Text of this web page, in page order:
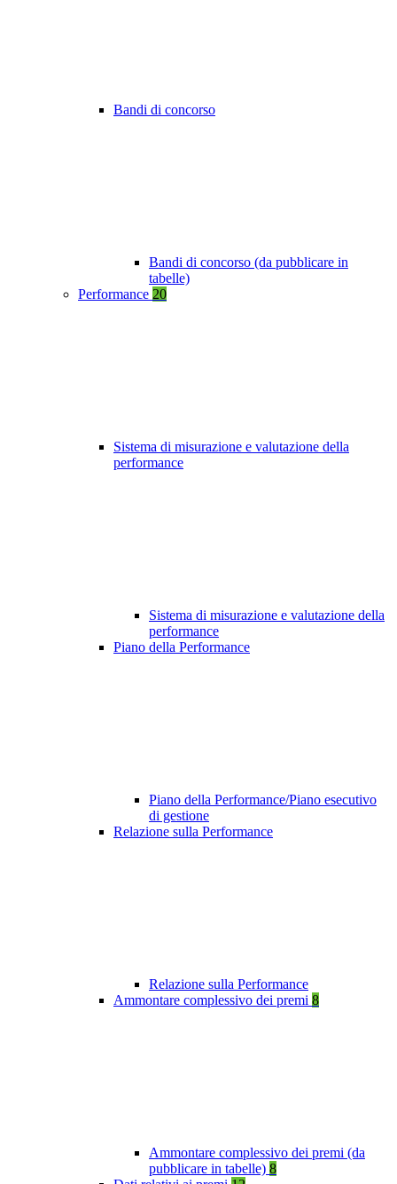
Bandi di concorso
Bandi di concorso (da pubblicare in
tabelle)
Performance 20
Sistema di misurazione e valutazione della
performance
Sistema di misurazione e valutazione della
performance
Piano della Performance
Piano della Performance/Piano esecutivo
di gestione
Relazione sulla Performance
Relazione sulla Performance
Ammontare complessivo dei premi 8
Ammontare complessivo dei premi (da
pubblicare in tabelle) 8